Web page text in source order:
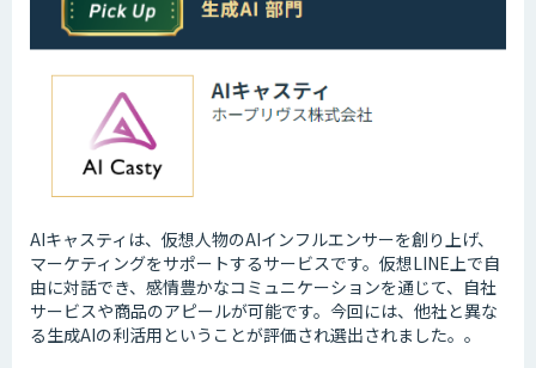
AIキャスティは、仮想人物のAIインフルエンサーを創り上げ、
マーケティングをサポートするサービスです。仮想LINE上で自
由に対話でき、感情豊かなコミュニケーションを通じて、自社
サービスや商品のアピールが可能です。今回には、他社と異な
る生成AIの利活用ということが評価され選出されました。。